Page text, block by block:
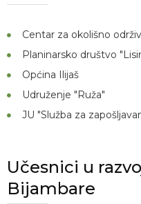
Centar za okolišno
Planinarsko društvo
Općina Ilijaš
Udruženje "Ruža"
JU "Služba za
Učesnici u
Bijambare